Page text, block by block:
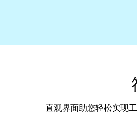
直观界面助您轻松实现